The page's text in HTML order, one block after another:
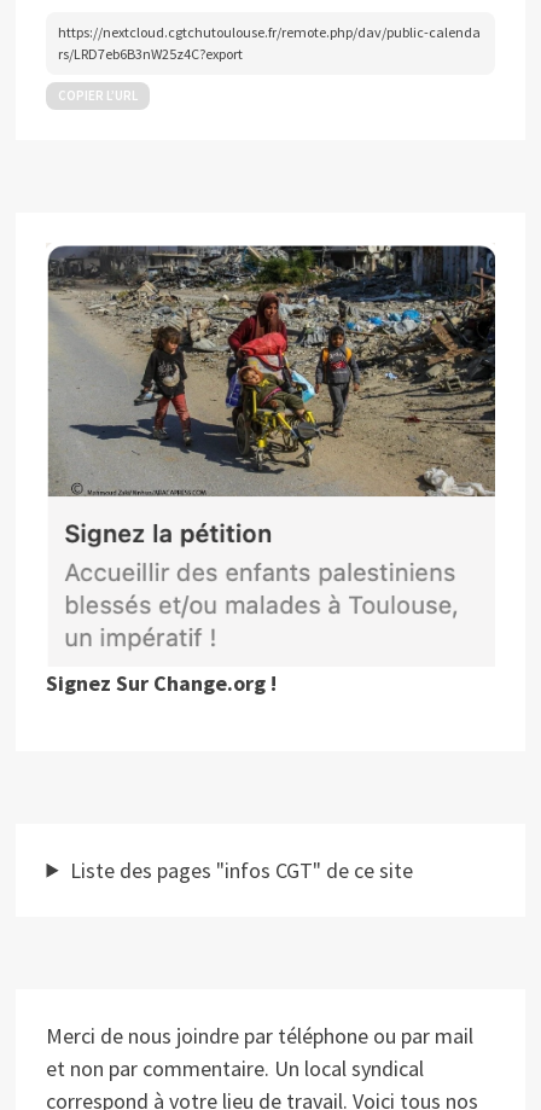
https://nextcloud.cgtchutoulouse.fr/remote.php/dav/public-calenda
rs/LRD7eb6B3nW25z4C?export
COPIER L’URL
Signez Sur Change.org !
Liste des pages "infos CGT" de ce site
Merci de nous joindre par téléphone ou par mail
et non par commentaire. Un local syndical
correspond à votre lieu de travail. Voici tous nos